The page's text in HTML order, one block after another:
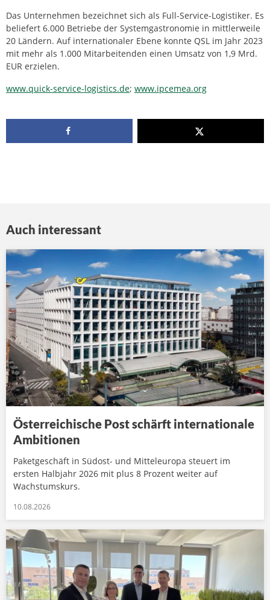
Das Unternehmen bezeichnet sich als Full-Service-Logistiker. Es
beliefert 6.000 Betriebe der Systemgastronomie in mittlerweile
20 Ländern. Auf internationaler Ebene konnte QSL im Jahr 2023
mit mehr als 1.000 Mitarbeitenden einen Umsatz von 1,9 Mrd.
EUR erzielen.
www.quick-service-logistics.de; www.ipcemea.org
Auch interessant
Österreichische Post schärft internationale
Ambitionen
Paketgeschäft in Südost- und Mitteleuropa steuert im
ersten Halbjahr 2026 mit plus 8 Prozent weiter auf
Wachstumskurs.
10.08.2026